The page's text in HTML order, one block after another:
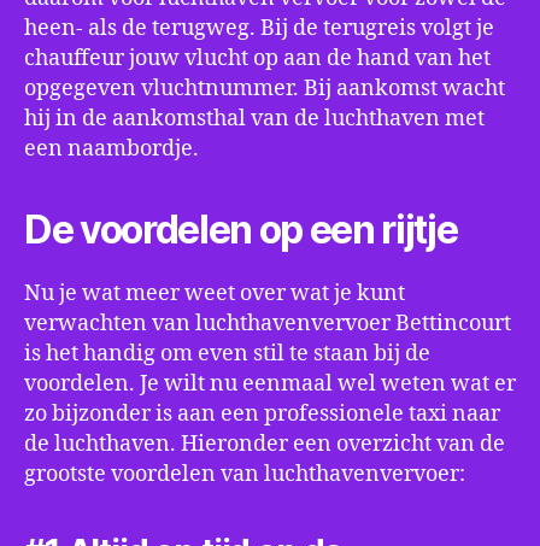
heen- als de terugweg. Bij de terugreis volgt je
chauffeur jouw vlucht op aan de hand van het
opgegeven vluchtnummer. Bij aankomst wacht
hij in de aankomsthal van de luchthaven met
een naambordje.
De voordelen op een rijtje
Nu je wat meer weet over wat je kunt
verwachten van luchthavenvervoer Bettincourt
is het handig om even stil te staan bij de
voordelen. Je wilt nu eenmaal wel weten wat er
zo bijzonder is aan een professionele taxi naar
de luchthaven. Hieronder een overzicht van de
grootste voordelen van luchthavenvervoer: